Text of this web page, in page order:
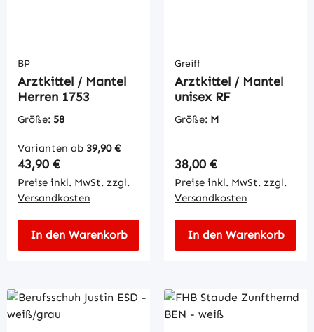
BP
Arztkittel / Mantel
Herren 1753
Größe: 58
Varianten ab 39,90 €
Regulärer Preis:
43,90 €
Preise inkl. MwSt. zzgl.
Versandkosten
In den Warenkorb
Greiff
Arztkittel / Mantel
unisex RF
Größe: M
Regulärer Preis:
38,00 €
Preise inkl. MwSt. zzgl.
Versandkosten
In den Warenkorb